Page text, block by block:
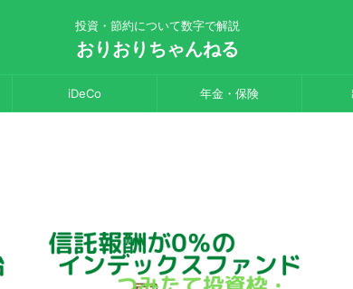
投資・節約について数字で解説
おりおりちゃんねる
iDeCo 年金・保険